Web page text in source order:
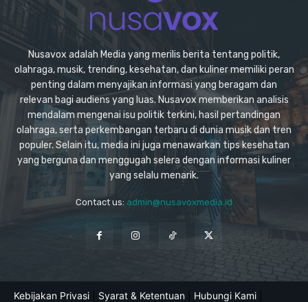
Nusavox adalah Media yang merilis berita tentang politik,
olahraga, musik, trending, kesehatan, dan kuliner memiliki peran
penting dalam menyajikan informasi yang beragam dan
relevan bagi audiens yang luas. Nusavox memberikan analisis
mendalam mengenai isu politik terkini, hasil pertandingan
olahraga, serta perkembangan terbaru di dunia musik dan tren
populer. Selain itu, media ini juga menawarkan tips kesehatan
yang berguna dan menggugah selera dengan informasi kuliner
yang selalu menarik.
Contact us: admin@nusavoxmedia.id
Kebijakan Privasi Syarat & Ketentuan Hubungi Kami